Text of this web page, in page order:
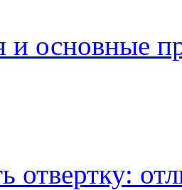
и основные
отвертку: